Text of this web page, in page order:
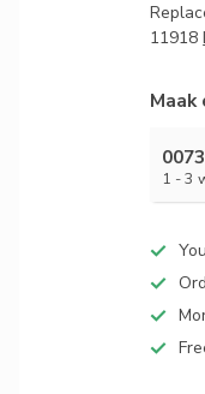
11918
Maak
1 - 3